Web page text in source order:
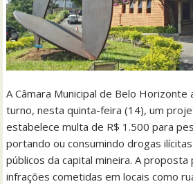
A Câmara Municipal de Belo
turno, nesta quinta-feira (14), um
estabelece multa de R$ 1.500 para
portando ou consumindo drogas
públicos da capital mineira. A proposta
infrações cometidas em locais como